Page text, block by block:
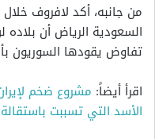
من جانبه، أكد لافروف
السعودية الرياض أن
تفاوض يقودها السوريون
اقرأ أيضاً: مشروع ضخم
الأسد التي تسببت